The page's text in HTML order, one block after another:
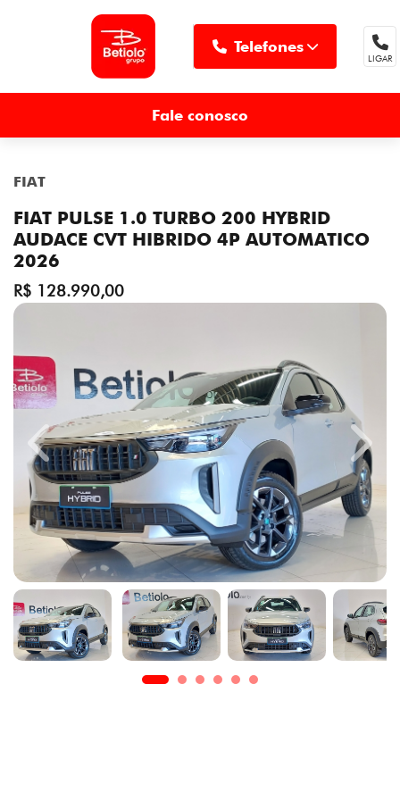
Telefones
LIGAR
Fale conosco
FIAT
FIAT PULSE 1.0 TURBO 200 HYBRID
AUDACE CVT HIBRIDO 4P AUTOMATICO
2026
R$ 128.990,00
Previous Next